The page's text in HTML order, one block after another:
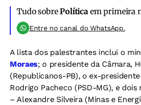
Tudo sobrePolíticaem primeira
Entre no canal do WhatsApp.
A lista dos palestrantes inclui o
Moraes; o presidente da Câmara,
(Republicanos-PB), o ex-
Rodrigo Pacheco (PSD-MG), e
– Alexandre Silveira (Minas e